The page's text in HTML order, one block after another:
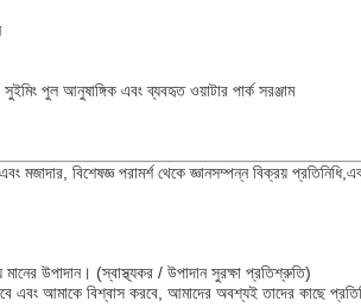
পুল আনুষাঙ্গিক এবং ব্যবহৃত ওয়াটার পার্ক সরঞ্জাম
বিশেষজ্ঞ পরামর্শ থেকে জ্ঞানসম্পন্ন বিক্রয়
উপাদান। (স্বাস্থ্যকর / উপাদান সুরক্ষা প্রতিশ্রুতি)
আমাকে বিশ্বাস করবে, আমাদের অবশ্যই তাদের কাছে